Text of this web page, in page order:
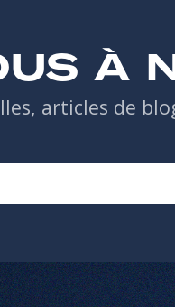
À
articles de